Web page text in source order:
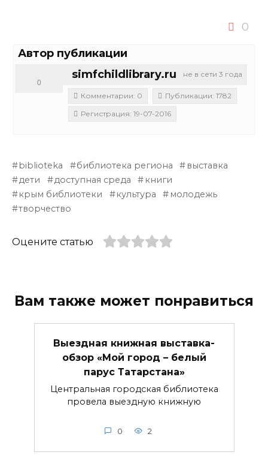
0
Автор публикации
не в сети 3 года
simfchildlibrary.ru
0
Комментарии: 0
Публикации: 1782
Регистрация: 19-07-2016
biblioteka библиотека региона
выставка
дети
доступная среда
книги
крым библиотеки
культура
молодежь
творчество
Оцените статью
Вам также может понравиться
Выездная книжная выставка-
обзор «Мой город – белый
парус Татарстана»
Центральная городская библиотека
провела выездную книжную
0 2